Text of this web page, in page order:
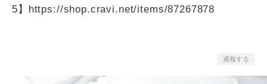
5】 https://shop.cravi.net/items/87267878
通報する